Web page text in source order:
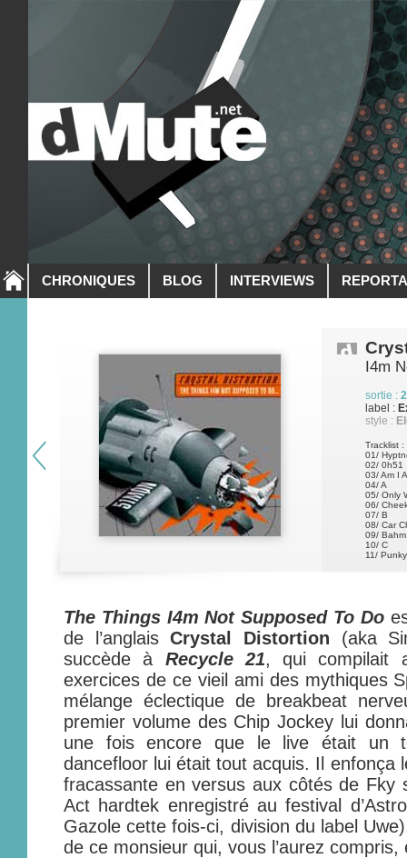
CHRONIQUES BLOG INTERVIEWS
I4m
sortie :
label :
style :
Tracklist :
01/
02/ 0h51
03/ Am I
04/ A
05/ Only
06/
07/ B
08/ Car
09/
10/ C
11/
The Things I4m Not Supposed To Do
de l’anglaisCrystal Distortion (aka
succède à Recycle 21, qui compilait
exercices de ce vieil ami des mythiques
mélange éclectique de breakbeat
premier volume des Chip Jockey lui
une fois encore que le live était un
dancefloor lui était tout acquis. Il enfonça
fracassante en versus aux côtés de Fky
Act hardtek enregistré au festival
Gazole cette fois-ci, division du label
de ce monsieur qui, vous l’aurez